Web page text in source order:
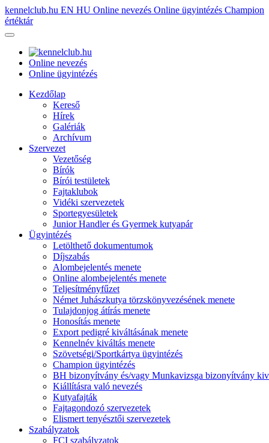
kennelclub.hu EN HU Online nevezés Online ügyintézés Champion
értéktár
Online nevezés
Online ügyintézés
Kezdőlap
Kereső
Hírek
Galériák
Archívum
Szervezet
Vezetőség
Bírók
Bírói testületek
Fajtaklubok
Vidéki szervezetek
Sportegyesületek
Junior Handler és Gyermek kutyapár
Ügyintézés
Letölthető dokumentumok
Díjszabás
Alombejelentés menete
Online alombejelentés menete
Teljesítményfűzet
Német Juhászkutya törzskönyvezésének menete
Tulajdonjog átírás menete
Honosítás menete
Export pedigré kiváltásának menete
Kennelnév kiváltás menete
Szövetségi/Sportkártya ügyintézés
Champion ügyintézés
BH bizonyítvány és/vagy Munkavizsga bizonyítvány
Kiállításra való nevezés
Kutyafajták
Fajtagondozó szervezetek
Elismert tenyésztői szervezetek
Szabályzatok
FCI szabályzatok